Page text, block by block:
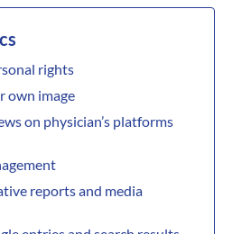
rights
own image
on physician’s platforms
reports and media